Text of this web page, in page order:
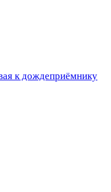
к дождеприёмнику